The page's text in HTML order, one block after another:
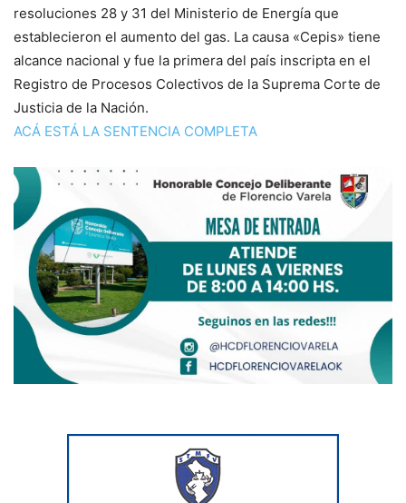
resoluciones 28 y 31 del Ministerio de Energía que
establecieron el aumento del gas. La causa «Cepis» tiene
alcance nacional y fue la primera del país inscripta en el
Registro de Procesos Colectivos de la Suprema Corte de
Justicia de la Nación.
ACÁ ESTÁ LA SENTENCIA COMPLETA